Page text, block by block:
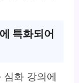
특화되어
심화 강의에